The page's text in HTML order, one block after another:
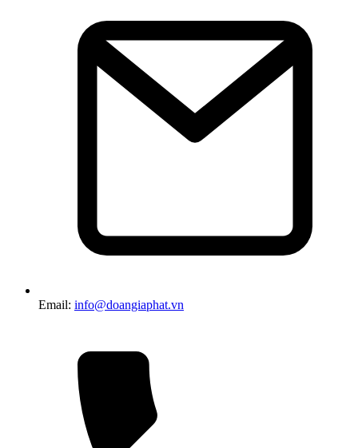
Email: info@doangiaphat.vn